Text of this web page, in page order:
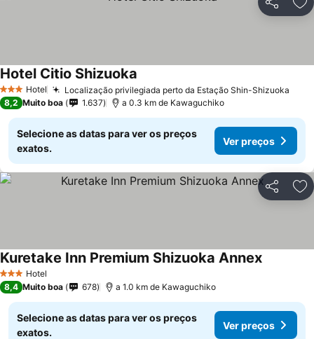
Partilhar
3 EstrelasHotel Localização privilegiada perto da Estação Shin-Shizuoka
Hotel Citio Shizuoka
8,2 Muito boa 1.637 a 0.3 km de Kawaguchiko
Selecione as datas para ver os preços
exatos.
Ver preços
Partilhar
3 EstrelasHotel
Kuretake Inn Premium Shizuoka Annex
8,4 Muito boa 678 a 1.0 km de Kawaguchiko
Selecione as datas para ver os preços
exatos.
Ver preços